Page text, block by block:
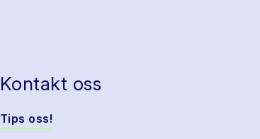
Kontakt oss
Tips oss!